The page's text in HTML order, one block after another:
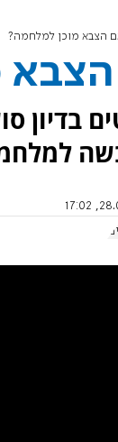
הצבא מוכן למלחמה?
בדיון